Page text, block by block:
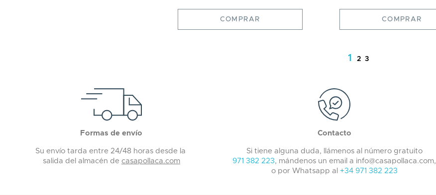
COMPRAR COMPRAR
1 2 3
Formas de envío
Su envío tarda entre 24/48 horas desde la
salida del almacén de casapollaca.com
Contacto
Si tiene alguna duda, llámenos al número gratuito
971 382 223, mándenos un email a info@casapollaca.com,
o por Whatsapp al +34 971 382 223